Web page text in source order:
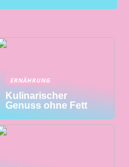
ERNÄHRUNG
Kulinarischer
Genuss ohne Fett